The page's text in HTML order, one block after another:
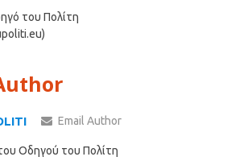
του Πολίτη
Email Author
Οδηγού του Πολίτη